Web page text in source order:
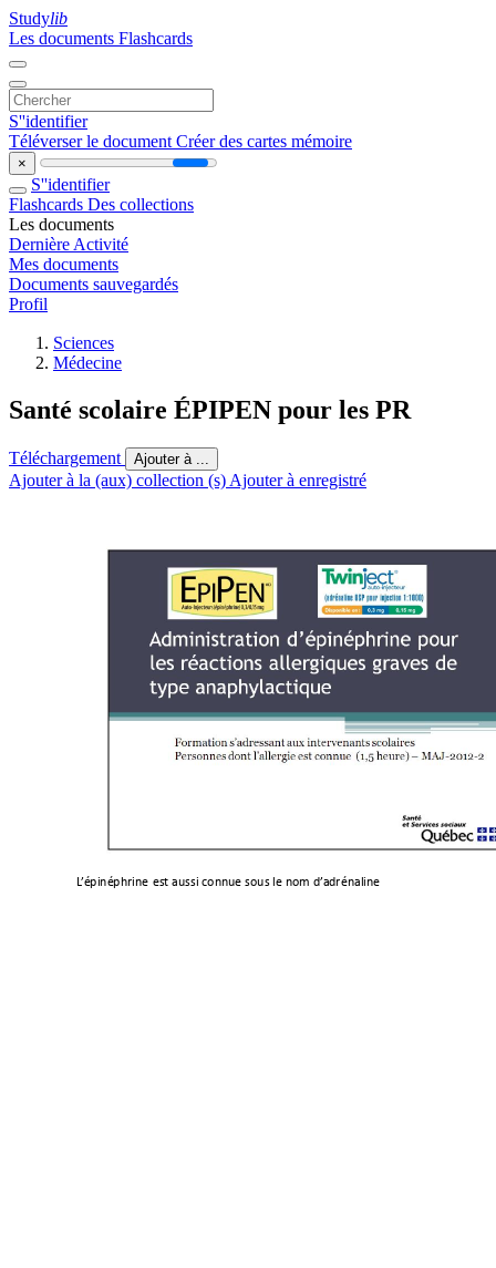
Studylib
Les documents Flashcards
S''identifier
Téléverser le document Créer des cartes mémoire
×
S''identifier
Flashcards Des collections
Les documents
Dernière Activité
Mes documents
Documents sauvegardés
Profil
Sciences
Médecine
Santé scolaire ÉPIPEN pour les PR
Téléchargement Ajouter à ...
Ajouter à la (aux) collection (s) Ajouter à enregistré
L’épinéphrine est aussi connue sous le nom d’adrénaline